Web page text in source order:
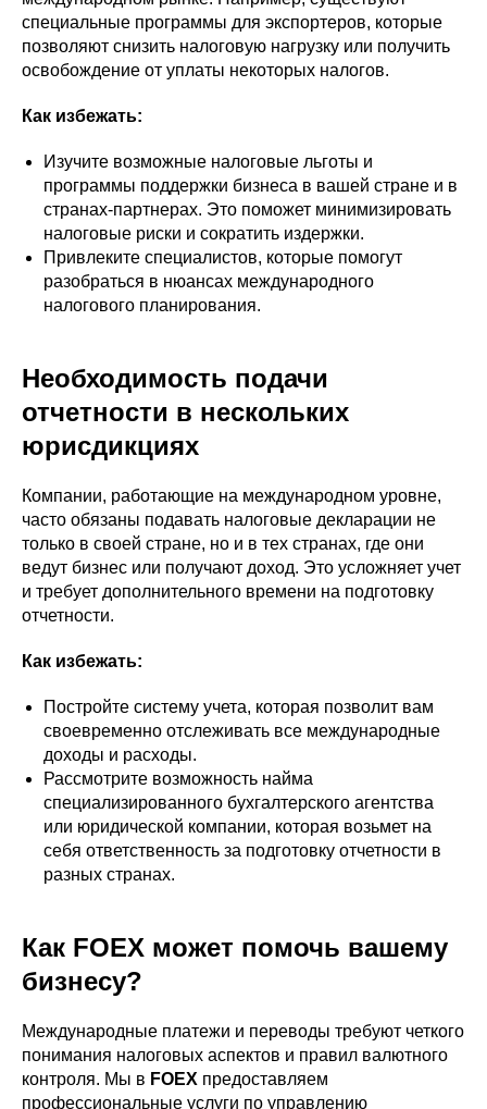
специальные программы для экспортеров, которые
позволяют снизить налоговую нагрузку или получить
освобождение от уплаты некоторых налогов.
Как избежать:
Изучите возможные налоговые льготы и
программы поддержки бизнеса в вашей стране и в
странах-партнерах. Это поможет минимизировать
налоговые риски и сократить издержки.
Привлеките специалистов, которые помогут
разобраться в нюансах международного
налогового планирования.
Необходимость подачи
отчетности в нескольких
юрисдикциях
Компании, работающие на международном уровне,
часто обязаны подавать налоговые декларации не
только в своей стране, но и в тех странах, где они
ведут бизнес или получают доход. Это усложняет учет
и требует дополнительного времени на подготовку
отчетности.
Как избежать:
Постройте систему учета, которая позволит вам
своевременно отслеживать все международные
доходы и расходы.
Рассмотрите возможность найма
специализированного бухгалтерского агентства
или юридической компании, которая возьмет на
себя ответственность за подготовку отчетности в
разных странах.
Как FOEX может помочь вашему
бизнесу?
Международные платежи и переводы требуют четкого
понимания налоговых аспектов и правил валютного
контроля. Мы в FOEX предоставляем
профессиональные услуги по управлению